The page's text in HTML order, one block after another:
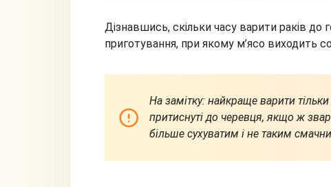
Дізнавшись, скільки часу варити раків до
приготування, при якому м’ясо виходить
На замітку: найкраще варити
притиснуті до черевця, якщо ж
більше сухуватим і не таким